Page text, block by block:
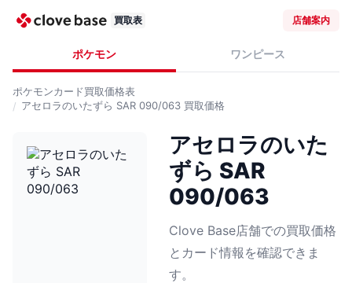
買取表 店舗案内
ポケモン ワンピース
ポケモンカード買取価格表
アセロラのいたずら SAR 090/063 買取価格
アセロラのいた
ずら SAR
090/063
Clove Base店舗での買取価格
とカード情報を確認できま
す。